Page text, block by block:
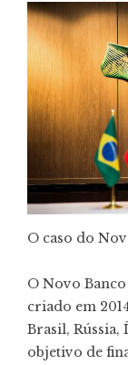
O caso do
O Novo
criado em
Brasil, Rússia,
objetivo de